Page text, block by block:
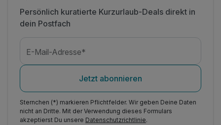
Persönlich kuratierte Kurzurlaub-Deals direkt in
dein Postfach
E-Mail-Adresse*
Jetzt abonnieren
Sternchen (*) markieren Pflichtfelder. Wir geben Deine Daten
nicht an Dritte. Mit der Verwendung dieses Formulars
akzeptierst Du unsere Datenschutzrichtlinie.